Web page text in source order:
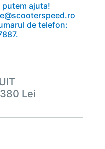
putem ajuta!
de telefon:
Lei